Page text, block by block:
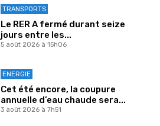
TRANSPORTS
Le RER A fermé durant seize
jours entre les...
5 août 2026 à 15h06
ENERGIE
Cet été encore, la coupure
annuelle d’eau chaude sera...
3 août 2026 à 7h51